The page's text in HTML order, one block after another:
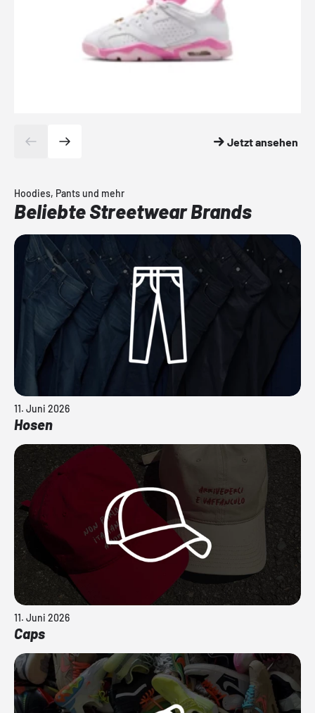
Jetzt ansehen
Hoodies, Pants und mehr
Beliebte Streetwear Brands
11. Juni 2026
Hosen
11. Juni 2026
Caps